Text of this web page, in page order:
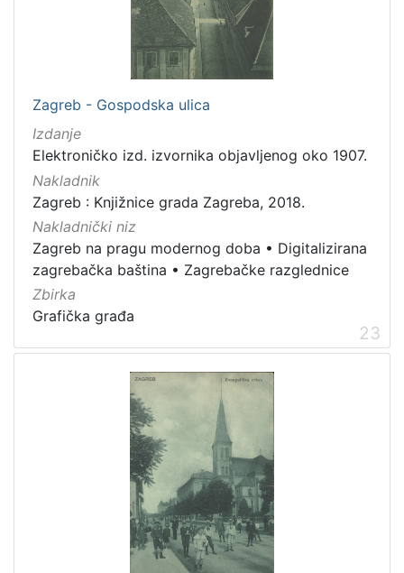
Zagreb - Gospodska ulica
Izdanje
Elektroničko izd. izvornika objavljenog oko 1907.
Nakladnik
Zagreb : Knjižnice grada Zagreba, 2018.
Nakladnički niz
Zagreb na pragu modernog doba • Digitalizirana
zagrebačka baština • Zagrebačke razglednice
Zbirka
Grafička građa
23